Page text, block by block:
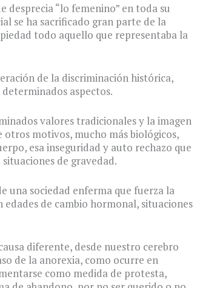
desprecia “lo femenino” en toda su
se ha sacrificado gran parte de la
todo aquello que representaba la
de la discriminación histórica,
aspectos.
valores tradicionales y la imagen
otros motivos, mucho más biológicos,
esa inseguridad y auto rechazo que
de gravedad.
una sociedad enferma que fuerza la
de cambio hormonal, situaciones
diferente, desde nuestro cerebro
de la anorexia, como ocurre en
como medida de protesta,